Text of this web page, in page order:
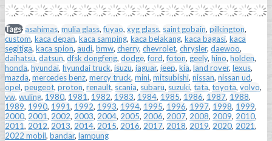
Tags:asahimas, mulia glass,fuyao, xyg glass, saint gobain, pilkington,
custom, kaca depan, kaca samping, kaca belakang, kaca bagasi, kaca
segitiga, kaca spion, audi, bmw, cherry, chevrolet, chrysler, daewoo,
daihatsu, datsun, dfsk dongfeng, dodge,ford,foton, geely, hino, holden,
honda, hyundai, hyundai truck, isuzu, jaguar, jeep, kia, land rover, lexus,
mazda, mercedes benz, mercy truck, mini, mitsubishi, nissan, nissan ud,
opel, peugeot, proton, renault, scania, subaru, suzuki, tata, toyota, volvo,
vw, wuling, 1980, 1981, 1982, 1983, 1984, 1985, 1986, 1987, 1988,
1989, 1990, 1991, 1992, 1993, 1994, 1995, 1996, 1997, 1998, 1999,
2000, 2001, 2002, 2003, 2004, 2005, 2006, 2007, 2008, 2009, 2010,
2011, 2012, 2013, 2014, 2015, 2016, 2017, 2018, 2019, 2020, 2021,
2022 mobil, bandar, lampung